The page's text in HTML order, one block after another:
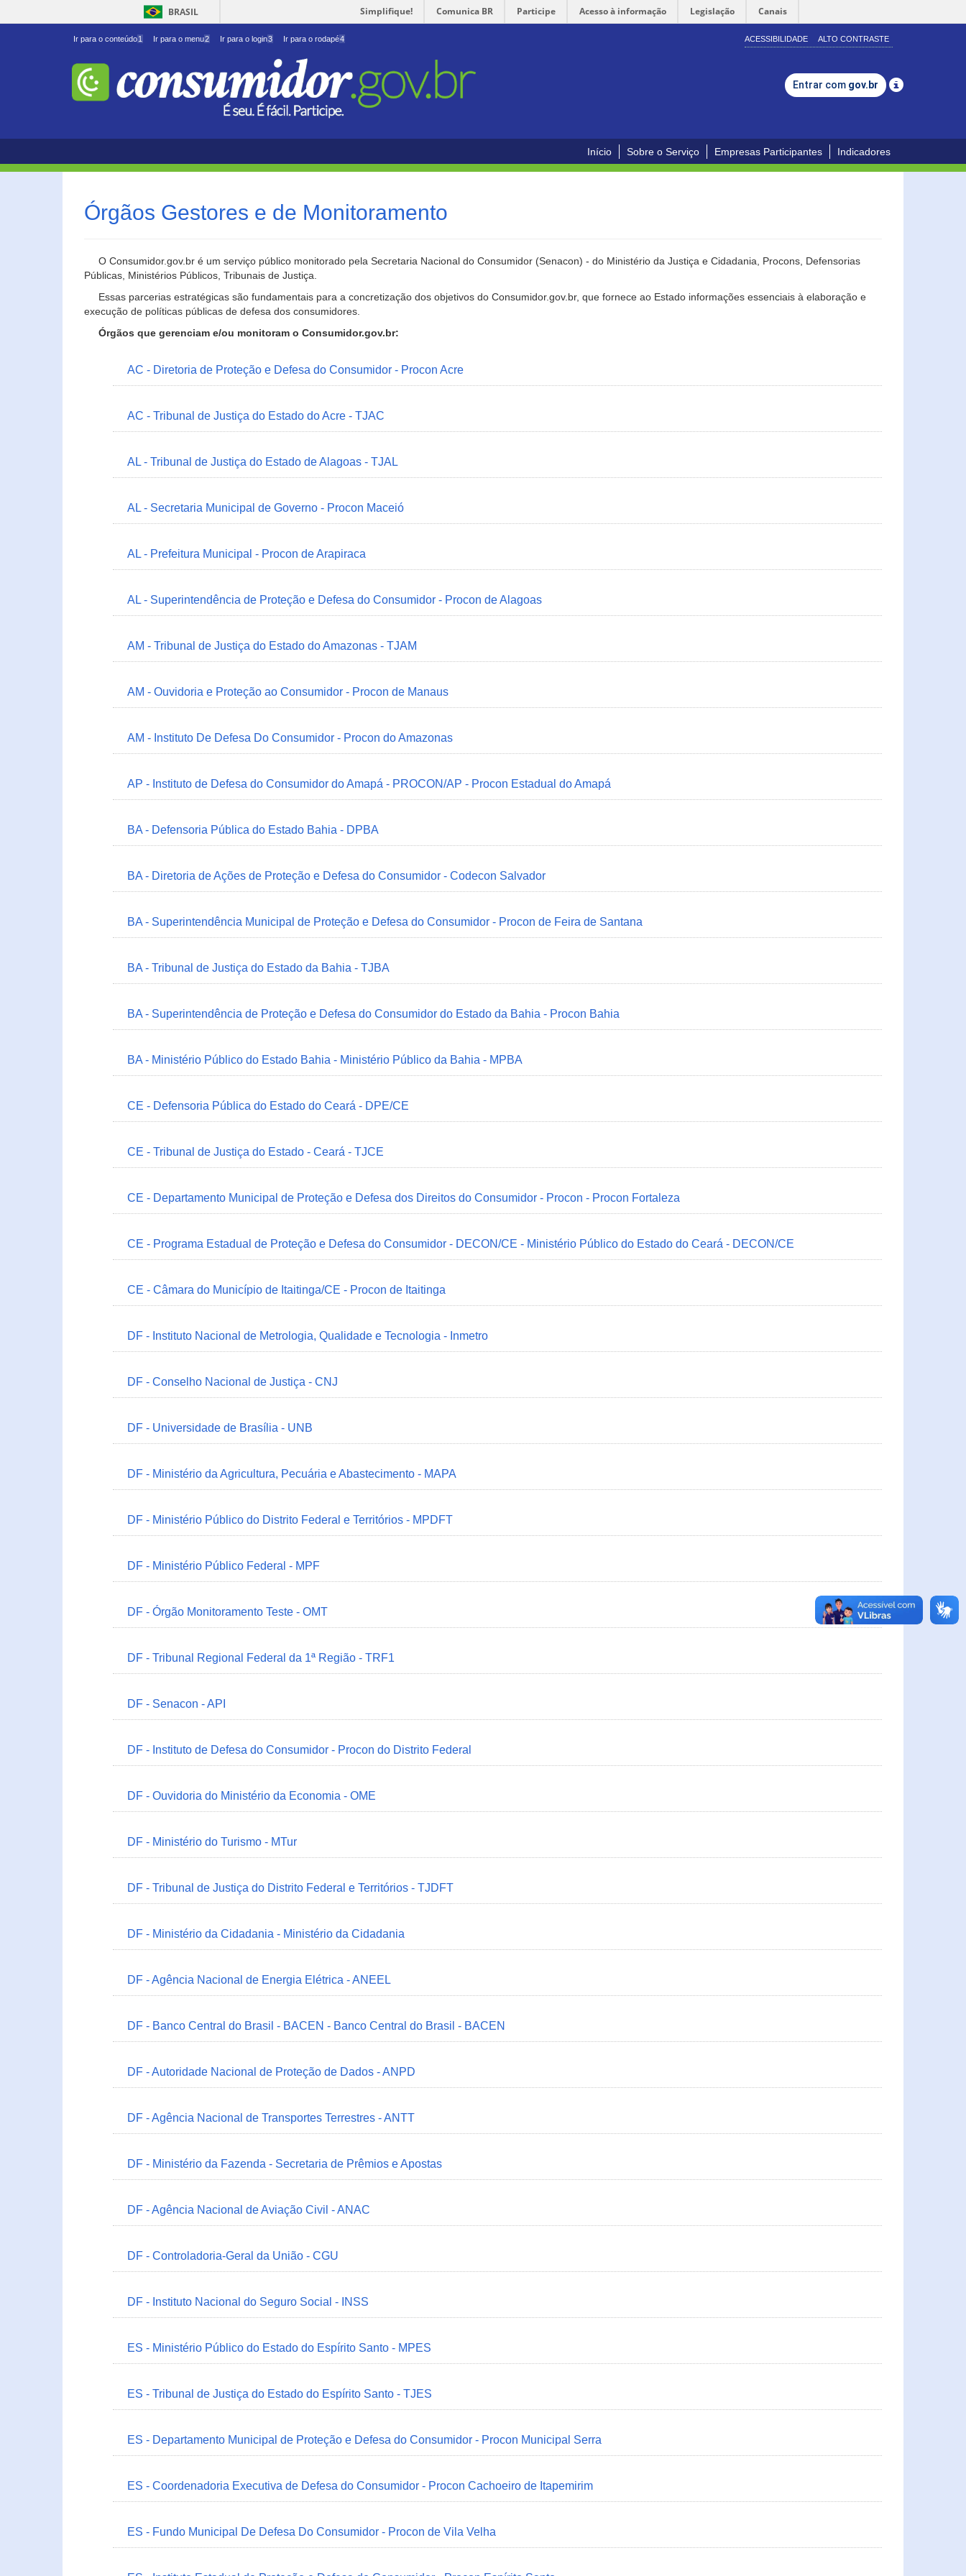
BRASIL Simplifique! Comunica BR Participe Acesso à informação Legislação Canais
Ir para o conteúdo1 Ir para o menu2 Ir para o login3 Ir para o rodapé4 ACESSIBILIDADE ALTO CONTRASTE
Entrar com gov.br
Início Sobre o Serviço Empresas Participantes Indicadores
Órgãos Gestores e de Monitoramento
O Consumidor.gov.br é um serviço público monitorado pela Secretaria Nacional do Consumidor (Senacon) - do Ministério da Justiça e Cidadania, Procons, Defensorias
Públicas, Ministérios Públicos, Tribunais de Justiça.
Essas parcerias estratégicas são fundamentais para a concretização dos objetivos do Consumidor.gov.br, que fornece ao Estado informações essenciais à elaboração e
execução de políticas públicas de defesa dos consumidores.
Órgãos que gerenciam e/ou monitoram o Consumidor.gov.br:
AC - Diretoria de Proteção e Defesa do Consumidor - Procon Acre
AC - Tribunal de Justiça do Estado do Acre - TJAC
AL - Tribunal de Justiça do Estado de Alagoas - TJAL
AL - Secretaria Municipal de Governo - Procon Maceió
AL - Prefeitura Municipal - Procon de Arapiraca
AL - Superintendência de Proteção e Defesa do Consumidor - Procon de Alagoas
AM - Tribunal de Justiça do Estado do Amazonas - TJAM
AM - Ouvidoria e Proteção ao Consumidor - Procon de Manaus
AM - Instituto De Defesa Do Consumidor - Procon do Amazonas
AP - Instituto de Defesa do Consumidor do Amapá - PROCON/AP - Procon Estadual do Amapá
BA - Defensoria Pública do Estado Bahia - DPBA
BA - Diretoria de Ações de Proteção e Defesa do Consumidor - Codecon Salvador
BA - Superintendência Municipal de Proteção e Defesa do Consumidor - Procon de Feira de Santana
BA - Tribunal de Justiça do Estado da Bahia - TJBA
BA - Superintendência de Proteção e Defesa do Consumidor do Estado da Bahia - Procon Bahia
BA - Ministério Público do Estado Bahia - Ministério Público da Bahia - MPBA
CE - Defensoria Pública do Estado do Ceará - DPE/CE
CE - Tribunal de Justiça do Estado - Ceará - TJCE
CE - Departamento Municipal de Proteção e Defesa dos Direitos do Consumidor - Procon - Procon Fortaleza
CE - Programa Estadual de Proteção e Defesa do Consumidor - DECON/CE - Ministério Público do Estado do Ceará - DECON/CE
CE - Câmara do Município de Itaitinga/CE - Procon de Itaitinga
DF - Instituto Nacional de Metrologia, Qualidade e Tecnologia - Inmetro
DF - Conselho Nacional de Justiça - CNJ
DF - Universidade de Brasília - UNB
DF - Ministério da Agricultura, Pecuária e Abastecimento - MAPA
DF - Ministério Público do Distrito Federal e Territórios - MPDFT
DF - Ministério Público Federal - MPF
DF - Órgão Monitoramento Teste - OMT
DF - Tribunal Regional Federal da 1ª Região - TRF1
DF - Senacon - API
DF - Instituto de Defesa do Consumidor - Procon do Distrito Federal
DF - Ouvidoria do Ministério da Economia - OME
DF - Ministério do Turismo - MTur
DF - Tribunal de Justiça do Distrito Federal e Territórios - TJDFT
DF - Ministério da Cidadania - Ministério da Cidadania
DF - Agência Nacional de Energia Elétrica - ANEEL
DF - Banco Central do Brasil - BACEN - Banco Central do Brasil - BACEN
DF - Autoridade Nacional de Proteção de Dados - ANPD
DF - Agência Nacional de Transportes Terrestres - ANTT
DF - Ministério da Fazenda - Secretaria de Prêmios e Apostas
DF - Agência Nacional de Aviação Civil - ANAC
DF - Controladoria-Geral da União - CGU
DF - Instituto Nacional do Seguro Social - INSS
ES - Ministério Público do Estado do Espírito Santo - MPES
ES - Tribunal de Justiça do Estado do Espírito Santo - TJES
ES - Departamento Municipal de Proteção e Defesa do Consumidor - Procon Municipal Serra
ES - Coordenadoria Executiva de Defesa do Consumidor - Procon Cachoeiro de Itapemirim
ES - Fundo Municipal De Defesa Do Consumidor - Procon de Vila Velha